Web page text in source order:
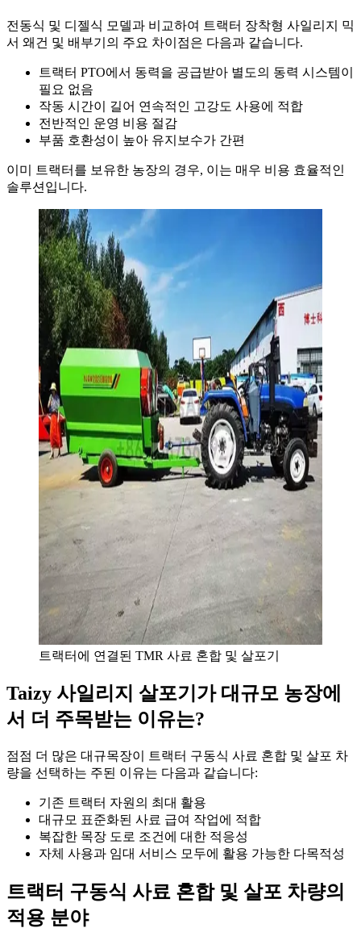
전동식 및 디젤식 모델과 비교하여 트랙터 장착형 사일리지 믹
서 왜건 및 배부기의 주요 차이점은 다음과 같습니다.
트랙터 PTO에서 동력을 공급받아 별도의 동력 시스템이
필요 없음
작동 시간이 길어 연속적인 고강도 사용에 적합
전반적인 운영 비용 절감
부품 호환성이 높아 유지보수가 간편
이미 트랙터를 보유한 농장의 경우, 이는 매우 비용 효율적인
솔루션입니다.
트랙터에 연결된 TMR 사료 혼합 및 살포기
Taizy 사일리지 살포기가 대규모 농장에
서 더 주목받는 이유는?
점점 더 많은 대규목장이 트랙터 구동식 사료 혼합 및 살포 차
량을 선택하는 주된 이유는 다음과 같습니다:
기존 트랙터 자원의 최대 활용
대규모 표준화된 사료 급여 작업에 적합
복잡한 목장 도로 조건에 대한 적응성
자체 사용과 임대 서비스 모두에 활용 가능한 다목적성
트랙터 구동식 사료 혼합 및 살포 차량의
적용 분야